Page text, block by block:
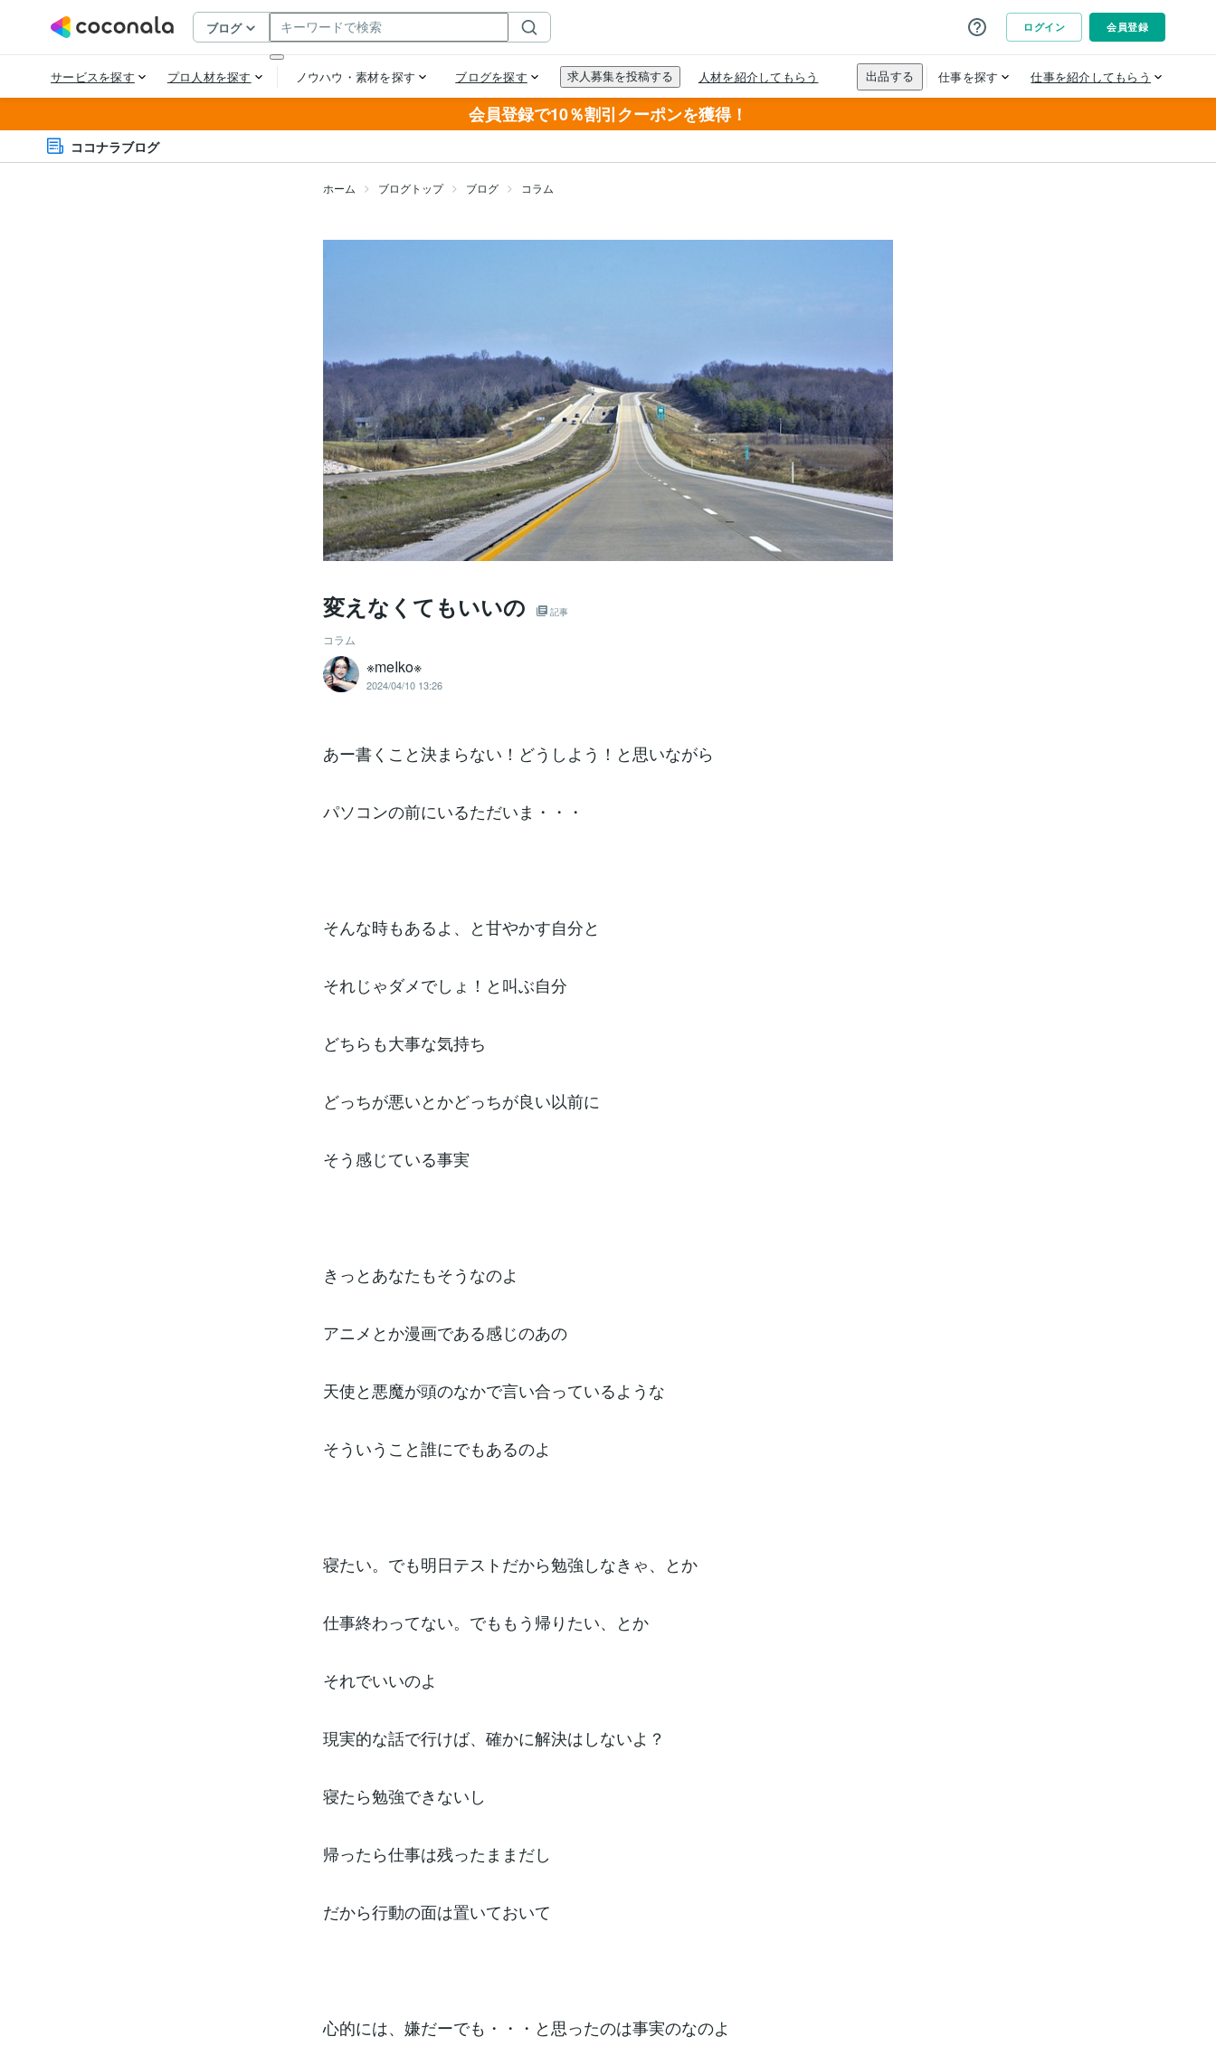
会員登録で10％割引クーポンを獲得！
ココナラブログ
ホーム ブログトップ ブログ コラム
変えなくてもいいの 記事
コラム
※meIko※
2024/04/10 13:26
あー書くこと決まらない！どうしよう！と思いながら
パソコンの前にいるただいま・・・
そんな時もあるよ、と甘やかす自分と
それじゃダメでしょ！と叫ぶ自分
どちらも大事な気持ち
どっちが悪いとかどっちが良い以前に
そう感じている事実
きっとあなたもそうなのよ
アニメとか漫画である感じのあの
天使と悪魔が頭のなかで言い合っているような
そういうこと誰にでもあるのよ
寝たい。でも明日テストだから勉強しなきゃ、とか
仕事終わってない。でももう帰りたい、とか
それでいいのよ
現実的な話で行けば、確かに解決はしないよ？
寝たら勉強できないし
帰ったら仕事は残ったままだし
だから行動の面は置いておいて
心的には、嫌だーでも・・・と思ったのは事実のなのよ